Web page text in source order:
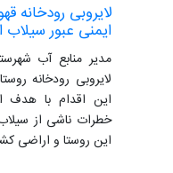
لایروبی رودخانه
ایمنی عبور
مدیر منابع آب
لایروبی رودخانه
این اقدام با هدف
خطرات ناشی از
این روستا و اراضی